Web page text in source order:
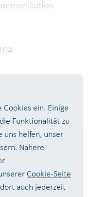
ein. Einige
Funktionalität zu
uns helfen, unser
Nähere
Cookie-Seite
auch jederzeit